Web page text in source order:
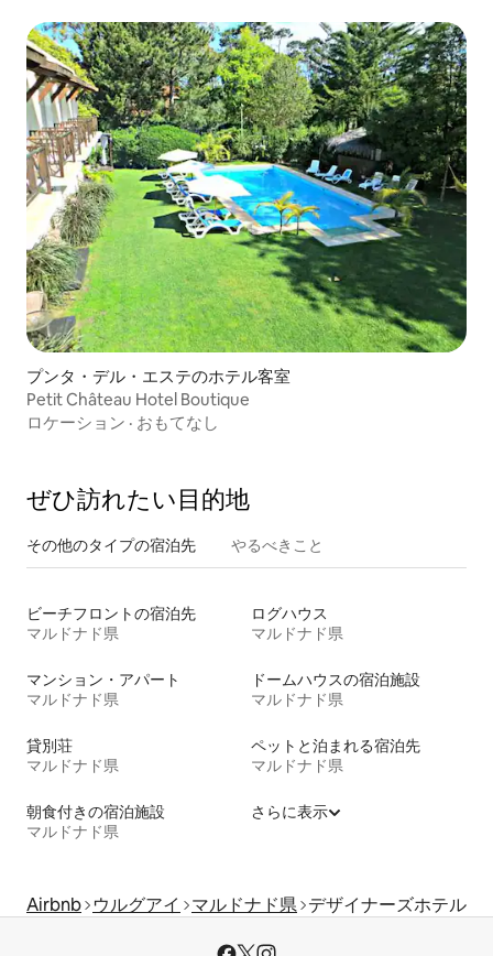
プンタ・デル・エステのホテル客室
Petit Château Hotel Boutique
ロケーション · おもてなし
ぜひ訪⁠れ⁠た⁠い目⁠的⁠地
その他のタ⁠イ⁠プ⁠の宿⁠泊⁠先 やるべきこと
ビーチフロントの宿泊先
マルドナド県
ログハウス
マルドナド県
マンション・アパート
マルドナド県
ドームハウスの宿泊施設
マルドナド県
貸別荘
マルドナド県
ペットと泊まれる宿泊先
マルドナド県
朝食付きの宿泊施設
マルドナド県
さらに表示
Airbnb ウルグアイ マルドナド県 デザイナーズホテル